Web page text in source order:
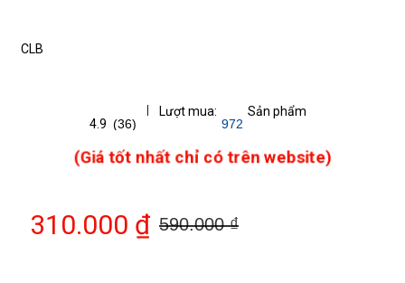
CLB
310.000 ₫ 590.000 ₫
4.9 (36)
Lượt mua:
Sản phẩm
972
(Giá tốt nhất chỉ có trên website)